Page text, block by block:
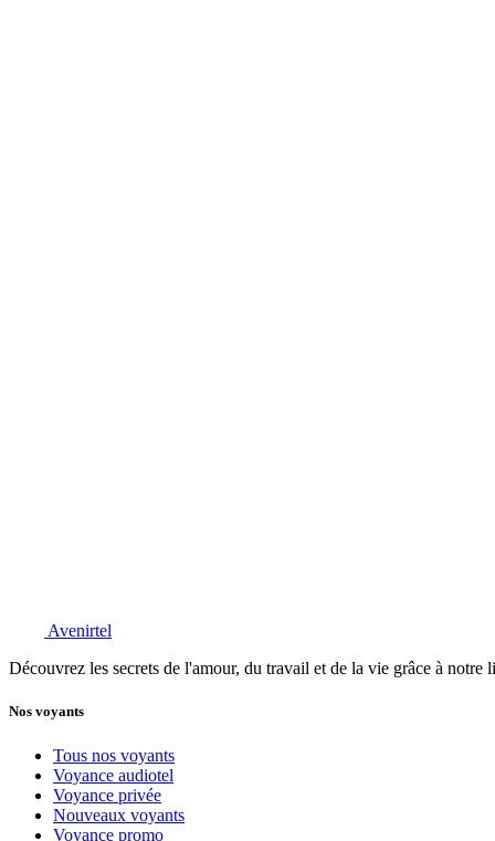
Avenirtel
Découvrez les secrets de l'amour, du travail et de la vie grâce à notre
Nos voyants
Tous nos voyants
Voyance audiotel
Voyance privée
Nouveaux voyants
Voyance promo